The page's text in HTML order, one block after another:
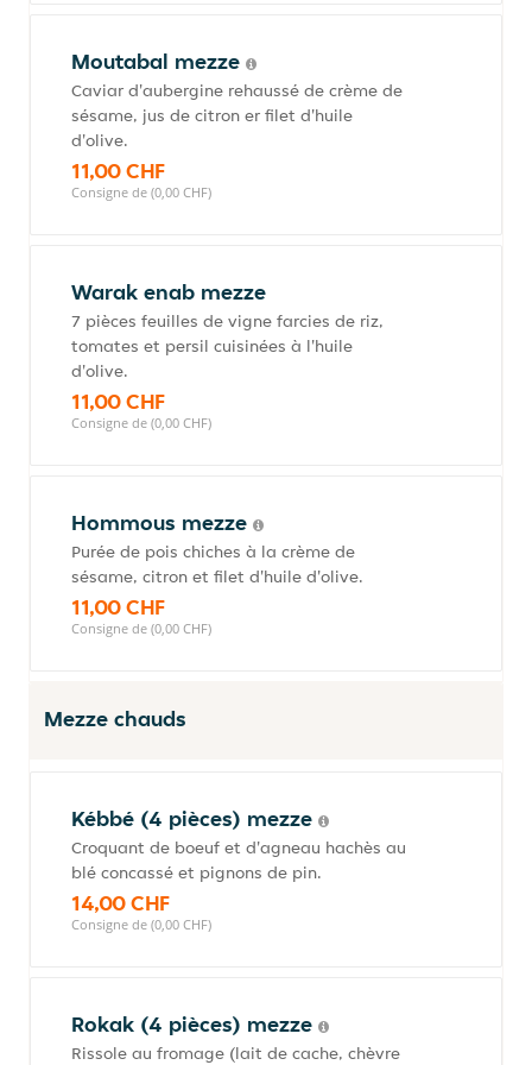
Moutabal mezze
Caviar d'aubergine rehaussé de crème de
sésame, jus de citron er filet d'huile
d'olive.
11,00 CHF
Consigne de (0,00 CHF)
Warak enab mezze
7 pièces feuilles de vigne farcies de riz,
tomates et persil cuisinées à l'huile
d'olive.
11,00 CHF
Consigne de (0,00 CHF)
Hommous mezze
Purée de pois chiches à la crème de
sésame, citron et filet d'huile d'olive.
11,00 CHF
Consigne de (0,00 CHF)
Mezze chauds
Kébbé (4 pièces) mezze
Croquant de boeuf et d'agneau hachès au
blé concassé et pignons de pin.
14,00 CHF
Consigne de (0,00 CHF)
Rokak (4 pièces) mezze
Rissole au fromage (lait de cache, chèvre